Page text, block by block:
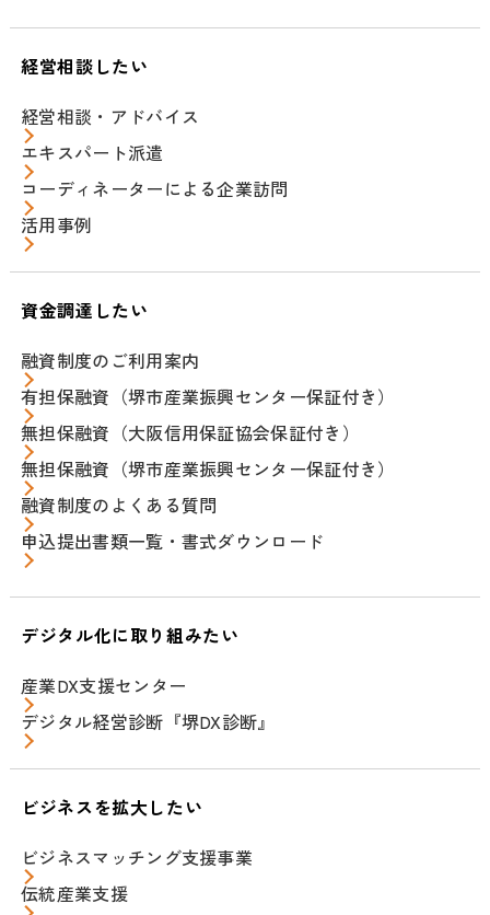
経営相談したい
経営相談・アドバイス
エキスパート派遣
コーディネーターによる企業訪問
活用事例
資金調達したい
融資制度のご利用案内
有担保融資（堺市産業振興センター保証付き）
無担保融資（大阪信用保証協会保証付き）
無担保融資（堺市産業振興センター保証付き）
融資制度のよくある質問
申込提出書類一覧・書式ダウンロード
デジタル化に取り組みたい
産業DX支援センター
デジタル経営診断『堺DX診断』
ビジネスを拡大したい
ビジネスマッチング支援事業
伝統産業支援